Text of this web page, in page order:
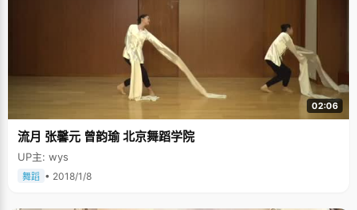
02:06
流月 张馨元 曾韵瑜 北京舞蹈学院
UP主: wys
舞蹈 • 2018/1/8